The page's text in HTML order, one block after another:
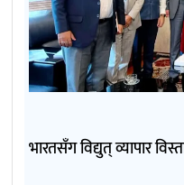
भारतसँग विद्युत् व्यापार